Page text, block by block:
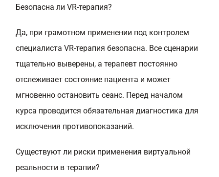
Безопасна ли VR-терапия?
Да, при грамотном применении под контролем
специалиста VR-терапия безопасна. Все сценарии
тщательно выверены, а терапевт постоянно
отслеживает состояние пациента и может
мгновенно остановить сеанс. Перед началом
курса проводится обязательная диагностика для
исключения противопоказаний.
Существуют ли риски применения виртуальной
реальности в терапии?